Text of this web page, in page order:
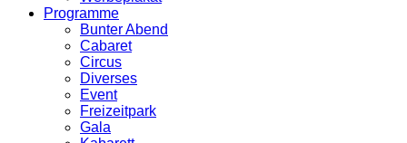
Programme
Bunter Abend
Cabaret
Circus
Diverses
Event
Freizeitpark
Gala